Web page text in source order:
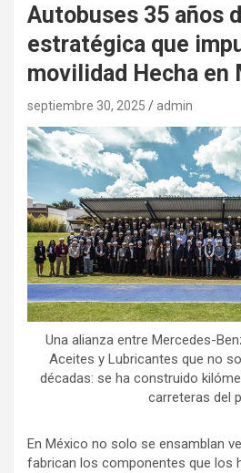
Autobuses 35 años
estratégica que
movilidad Hecha en
septiembre 30, 2025 admin
Una alianza entre Mercedes-
Aceites y Lubricantes que no
décadas: se ha construido
carreteras del
En México no solo se ensamblan
fabrican los componentes que los